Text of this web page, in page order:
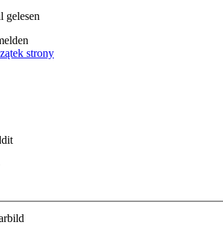
gelesen
strony